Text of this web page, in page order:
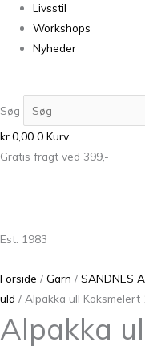
Livsstil
Workshops
Nyheder
Søg
kr.0,00 0 Kurv
Gratis fragt ved 399,-
Est. 1983
Forside / Garn / SANDNES
uld / Alpakka ull Koksmelert
Alpakka